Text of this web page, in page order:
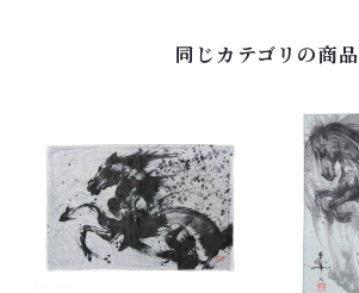
同じカテゴリの商品